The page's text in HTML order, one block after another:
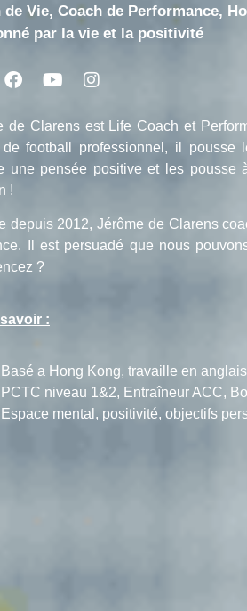
de Vie, Coach de Performance,
par la vie et la positivité
de Clarens est Life Coach et
de football professionnel, il pousse
une pensée positive et les pousse
!
depuis 2012, Jérôme de Clarens
Il est persuadé que nous
?
:
Basé a Hong Kong, travaille en
PCTC niveau 1&2, Entraîneur ACC,
Espace mental, positivité, objectifs